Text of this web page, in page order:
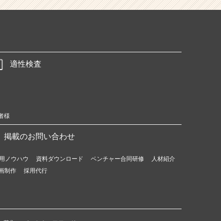
適性検査
様
掲載のお問い合わせ
ノウハウ 資料ダウンロード ベンチャー合同研修
人材紹介
制作
採用代行